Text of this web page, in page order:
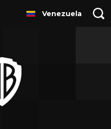
Venezuela